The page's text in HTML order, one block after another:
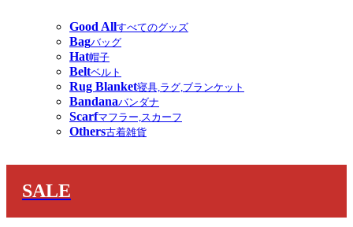
Good Allすべてのグッズ
Bagバッグ
Hat帽子
Beltベルト
Rug Blanket寝具,ラグ,ブランケット
Bandanaバンダナ
Scarfマフラー,スカーフ
Others古着雑貨
SALE